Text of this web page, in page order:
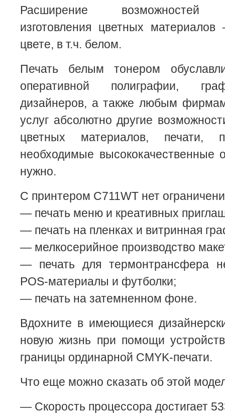
Расширение возможностей
изготовления цветных
цвете, в т.ч. белом.
Печать белым тонером
оперативной полиграфии,
дизайнеров, а также любым
услуг абсолютно другие
цветных материалов, печати,
необходимые высококачественные
нужно.
С принтером C711WT нет
— печать меню и креативных
— печать на пленках и витринная
— мелкосерийное производство
— печать для термонтрансфера
POS-материалы и футболки;
— печать на затемненном фоне.
Вдохните в имеющиеся
новую жизнь при помощи
границы ординарной CMYK-печати.
Что еще можно сказать об этой
— Скорость процессора достигает